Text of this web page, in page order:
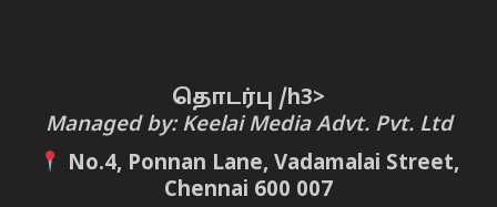
தொடர்பு /h3>
Managed by: Keelai Media Advt. Pvt. Ltd
No.4, Ponnan Lane, Vadamalai Street,
Chennai 600 007